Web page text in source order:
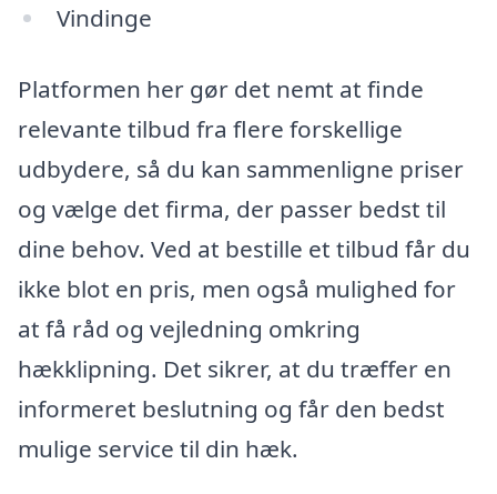
Vindinge
Platformen her gør det nemt at finde
relevante tilbud fra flere forskellige
udbydere, så du kan sammenligne priser
og vælge det firma, der passer bedst til
dine behov. Ved at bestille et tilbud får du
ikke blot en pris, men også mulighed for
at få råd og vejledning omkring
hækklipning. Det sikrer, at du træffer en
informeret beslutning og får den bedst
mulige service til din hæk.